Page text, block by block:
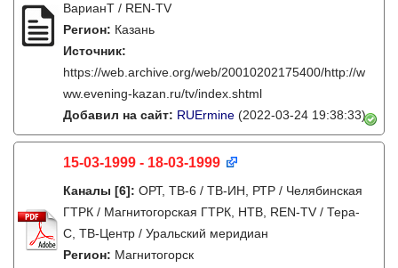
ВарианТ / REN-TV
Регион: Казань
Источник:
https://web.archive.org/web/20010202175400/http://w
ww.evening-kazan.ru/tv/index.shtml
Добавил на сайт: RUErmine (2022-03-24 19:38:33)
15-03-1999 - 18-03-1999
Каналы [6]: ОРТ, ТВ-6 / ТВ-ИН, РТР / Челябинская
ГТРК / Магнитогорская ГТРК, НТВ, REN-TV / Тера-
С, ТВ-Центр / Уральский меридиан
Регион: Магнитогорск